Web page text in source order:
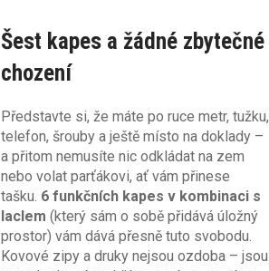
Šest kapes a žádné zbytečné
chození
Představte si, že máte po ruce metr, tužku,
telefon, šrouby a ještě místo na doklady –
a přitom nemusíte nic odkládat na zem
nebo volat parťákovi, ať vám přinese
tašku. 6 funkčních kapes v kombinaci s
laclem (který sám o sobě přidává úložný
prostor) vám dává přesně tuto svobodu.
Kovové zipy a druky nejsou ozdoba – jsou